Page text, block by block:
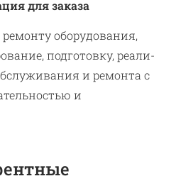
для заказа
оборудования,
подготовку, реали­
и ремонта с
и